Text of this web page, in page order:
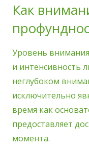
Как
Уровень
и интенсивность
неглубоком
исключительно
время как
предоставляет
момента.